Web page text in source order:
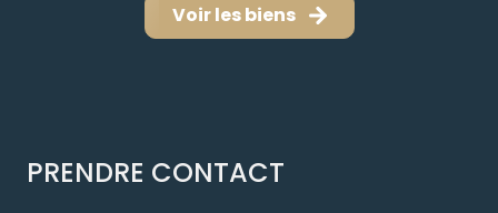
Voir les biens
PRENDRE CONTACT